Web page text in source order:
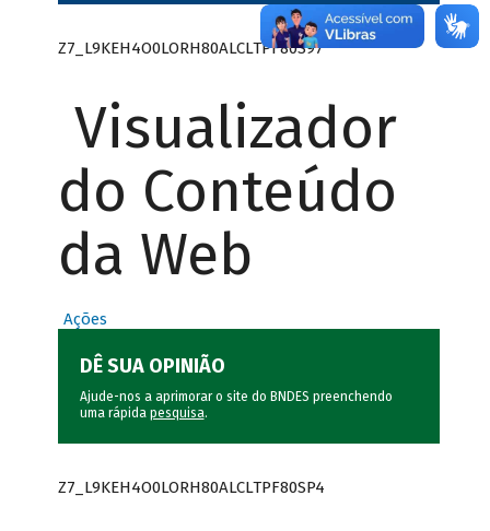
Z7_L9KEH4O0LORH80ALCLTPF80S97
Visualizador
do Conteúdo
da Web
Ações
DÊ SUA OPINIÃO
Ajude-nos a aprimorar o site do BNDES preenchendo
uma rápida pesquisa.
Z7_L9KEH4O0LORH80ALCLTPF80SP4